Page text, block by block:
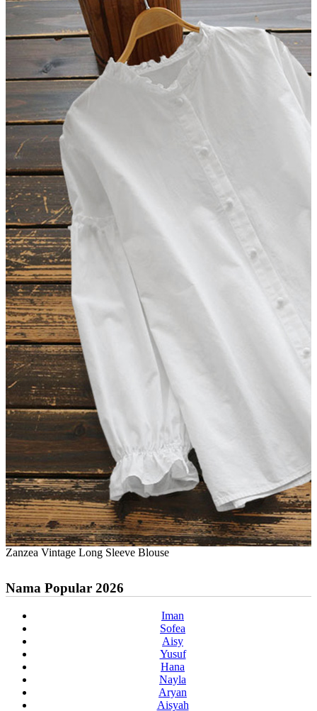
Zanzea Vintage Long Sleeve Blouse
Nama Popular 2026
Iman
Sofea
Aisy
Yusuf
Hana
Nayla
Aryan
Aisyah